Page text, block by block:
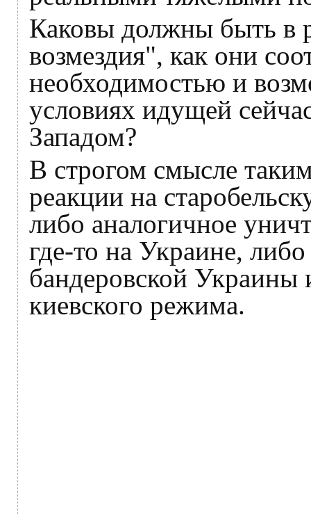
Каковы должны быть в
возмездия", как они
необходимостью и
условиях идущей
Западом?
В строгом смысле
реакции на
либо аналогичное
где-то на Украине,
бандеровской Украины
киевского режима.